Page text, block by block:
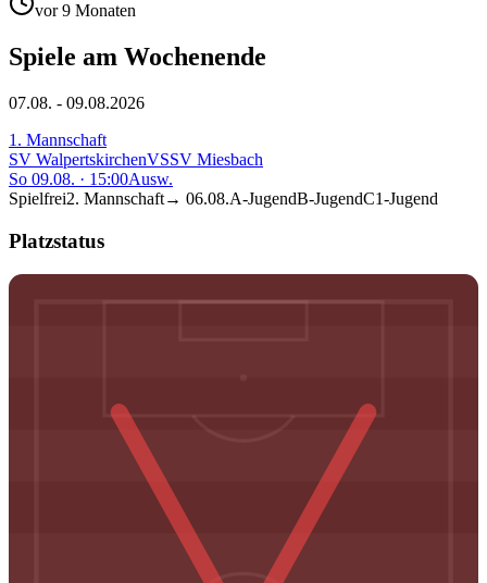
vor 9 Monaten
Spiele am Wochenende
07.08. - 09.08.2026
1. Mannschaft
SV WalpertskirchenVSSV Miesbach
So 09.08. · 15:00Ausw.
Spielfrei2. Mannschaft→ 06.08.A-JugendB-JugendC1-Jugend
Platzstatus